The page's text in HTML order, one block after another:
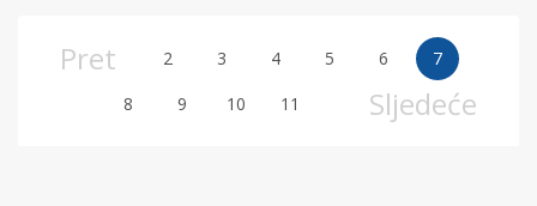
Pret 2 3 4 5 6
7
8
9 10 11 Sljedeće